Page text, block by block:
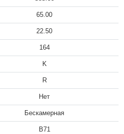
65.00
22.50
164
K
R
Нет
Бескамерная
B71